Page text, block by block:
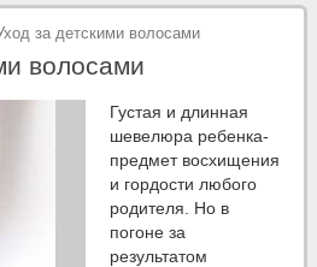
за детскими волосами
волосами
Густая и длинная
шевелюра ребенка-
предмет восхищения
и гордости любого
родителя. Но в
погоне за
результатом